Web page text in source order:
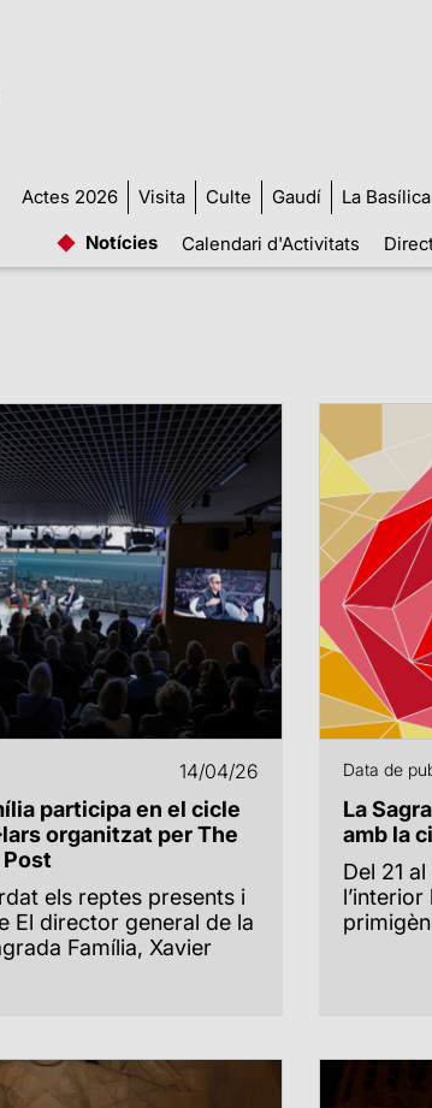
Actes 2026 Visita Culte Gaudí La Basílica
Notícies
Calendari d'Activitats
14/04/26
participa en el cicle
organitzat per The
els reptes presents i
El director general de la
Família, Xavier
Data de
La
amb la
Del 21
l’interior